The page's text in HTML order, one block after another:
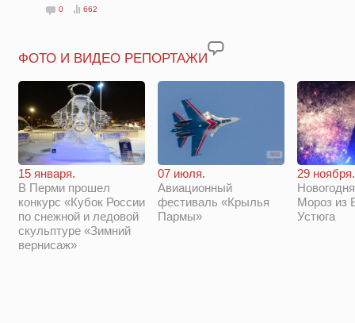
0 662
ФОТО И ВИДЕО РЕПОРТАЖИ
15 января.
В Перми прошел
конкурс «Кубок России
по снежной и ледовой
скульптуре «Зимний
вернисаж»
07 июля.
Авиационный
фестиваль «Крылья
Пармы»
29 ноября.
Мороз из
Устюга